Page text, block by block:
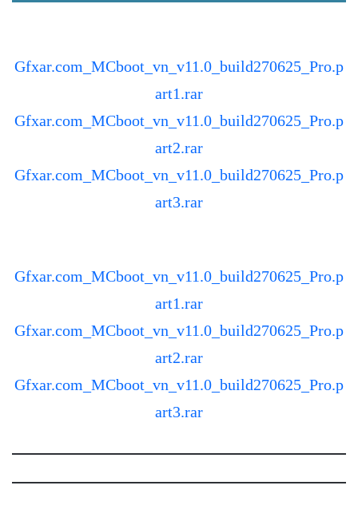
Gfxar.com_MCboot_vn_v11.0_build270625_Pro.p
art1.rar
Gfxar.com_MCboot_vn_v11.0_build270625_Pro.p
art2.rar
Gfxar.com_MCboot_vn_v11.0_build270625_Pro.p
art3.rar
Gfxar.com_MCboot_vn_v11.0_build270625_Pro.p
art1.rar
Gfxar.com_MCboot_vn_v11.0_build270625_Pro.p
art2.rar
Gfxar.com_MCboot_vn_v11.0_build270625_Pro.p
art3.rar